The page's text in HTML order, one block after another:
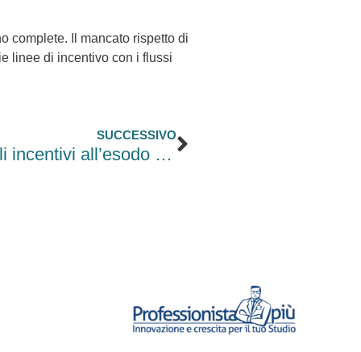
complete. Il mancato rispetto di
linee di incentivo con i flussi
SUCCESSIVO
NASpI, la Cassazione chiude sugli incentivi all’esodo fuori procedura
Successivo